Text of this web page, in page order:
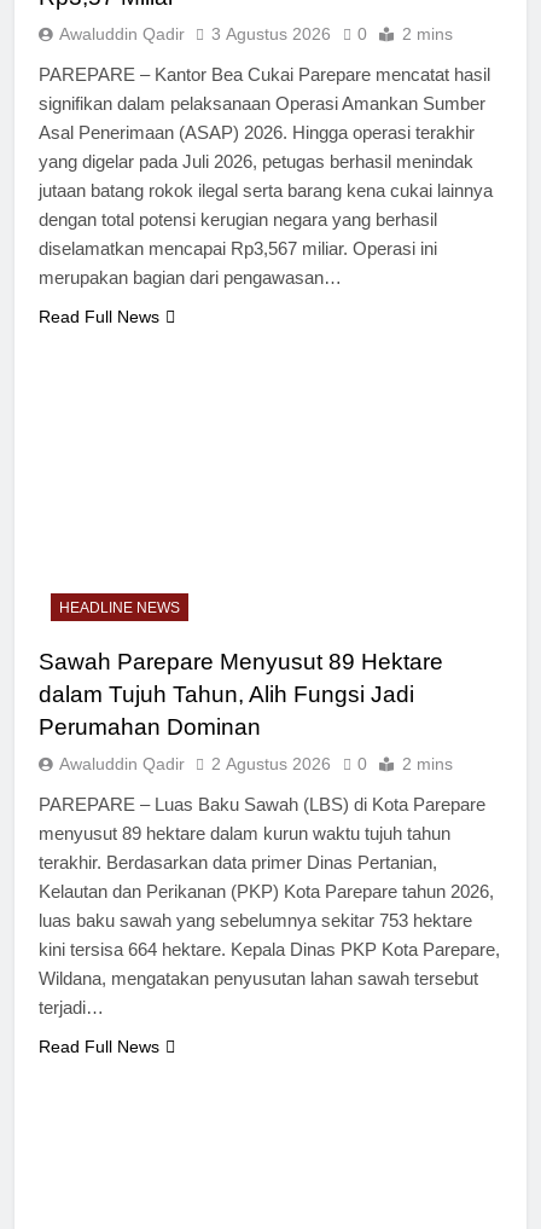
Awaluddin Qadir 3 Agustus 2026 0 2 mins
PAREPARE – Kantor Bea Cukai Parepare mencatat hasil
signifikan dalam pelaksanaan Operasi Amankan Sumber
Asal Penerimaan (ASAP) 2026. Hingga operasi terakhir
yang digelar pada Juli 2026, petugas berhasil menindak
jutaan batang rokok ilegal serta barang kena cukai lainnya
dengan total potensi kerugian negara yang berhasil
diselamatkan mencapai Rp3,567 miliar. Operasi ini
merupakan bagian dari pengawasan…
Read Full News
HEADLINE NEWS
Sawah Parepare Menyusut 89 Hektare
dalam Tujuh Tahun, Alih Fungsi Jadi
Perumahan Dominan
Awaluddin Qadir 2 Agustus 2026 0 2 mins
PAREPARE – Luas Baku Sawah (LBS) di Kota Parepare
menyusut 89 hektare dalam kurun waktu tujuh tahun
terakhir. Berdasarkan data primer Dinas Pertanian,
Kelautan dan Perikanan (PKP) Kota Parepare tahun 2026,
luas baku sawah yang sebelumnya sekitar 753 hektare
kini tersisa 664 hektare. Kepala Dinas PKP Kota Parepare,
Wildana, mengatakan penyusutan lahan sawah tersebut
terjadi…
Read Full News